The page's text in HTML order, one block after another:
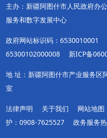
主办：新疆阿图什市人民政府办
服务和数字发展中心
政府网站标识码：6530010001
65300102000008
新ICP备
地 址：新疆阿图什市产业服务区
室
法律声明 关于我们 网站地图
护：0908-7625527
政务服务